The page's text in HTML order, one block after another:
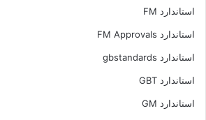
استاندارد FM
استاندارد FM Approvals
استاندارد gbstandards
استاندارد GBT
استاندارد GM